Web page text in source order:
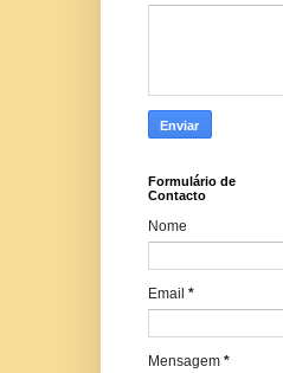
Formulário de
Contacto
Nome
Email *
Mensagem *